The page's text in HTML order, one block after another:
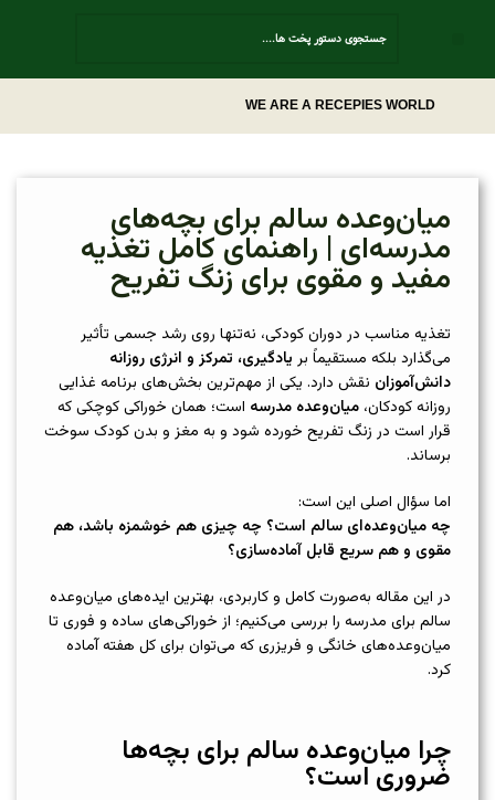
WE ARE A RECEPIES WORLD
میان‌وعده سالم برای بچه‌های
مدرسه‌ای | راهنمای کامل تغذیه
مفید و مقوی برای زنگ تفریح
تغذیه مناسب در دوران کودکی، نه‌تنها روی رشد جسمی تأثیر
می‌گذارد بلکه مستقیماً بر یادگیری، تمرکز و انرژی روزانه
دانش‌آموزان نقش دارد. یکی از مهم‌ترین بخش‌های برنامه غذایی
روزانه کودکان، میان‌وعده مدرسه است؛ همان خوراکی کوچکی که
قرار است در زنگ تفریح خورده شود و به مغز و بدن کودک سوخت
برساند.
اما سؤال اصلی این است:
چه میان‌وعده‌ای سالم است؟ چه چیزی هم خوشمزه باشد، هم
مقوی و هم سریع قابل آماده‌سازی؟
در این مقاله به‌صورت کامل و کاربردی، بهترین ایده‌های میان‌وعده
سالم برای مدرسه را بررسی می‌کنیم؛ از خوراکی‌های ساده و فوری تا
میان‌وعده‌های خانگی و فریزری که می‌توان برای کل هفته آماده
کرد.
چرا میان‌وعده سالم برای بچه‌ها
ضروری است؟